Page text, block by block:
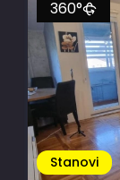
Stanovi
360°